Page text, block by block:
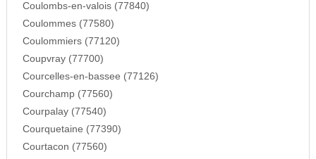
Coulombs-en-valois (77840)
Coulommes (77580)
Coulommiers (77120)
Coupvray (77700)
Courcelles-en-bassee (77126)
Courchamp (77560)
Courpalay (77540)
Courquetaine (77390)
Courtacon (77560)